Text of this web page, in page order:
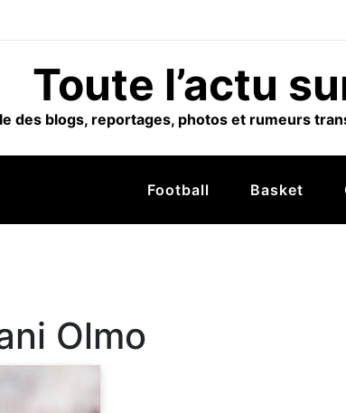
Toute l’actu
des blogs, reportages, photos et rumeurs
Football Basket
Olmo